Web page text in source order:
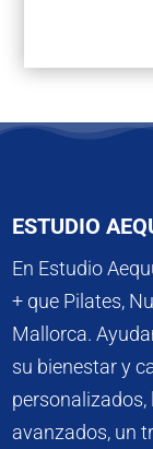
ESTUDIO
En Estudio
+ que Pilates,
Mallorca.
su bienestar y
avanzados, un